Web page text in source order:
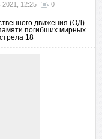
2021, 12:25 0
движения (ОД)
погибших мирных
18